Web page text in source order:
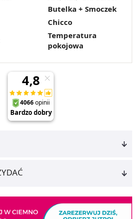
Butelka + Smoczek
Chicco
Temperatura
pokojowa